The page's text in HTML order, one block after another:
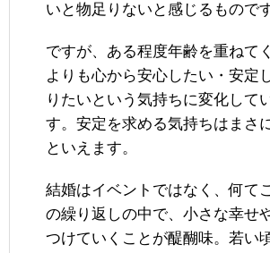
いと物足りないと感じるものです
ですが、ある程度年齢を重ねて
よりも心から安心したい・安定
りたいという気持ちに変化して
す。安定を求める気持ちはまさ
といえます。
結婚はイベントではなく、何て
の繰り返しの中で、小さな幸せ
つけていくことが醍醐味。若い